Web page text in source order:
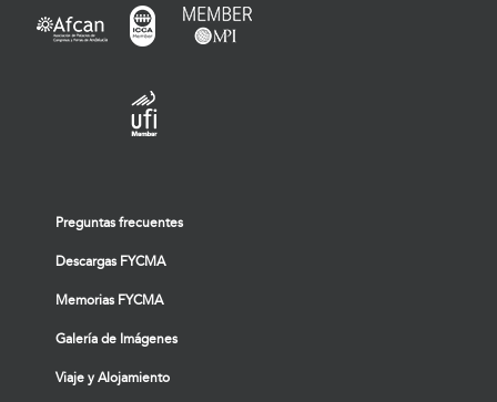
Preguntas frecuentes
Descargas FYCMA
Memorias FYCMA
Galería de Imágenes
Viaje y Alojamiento